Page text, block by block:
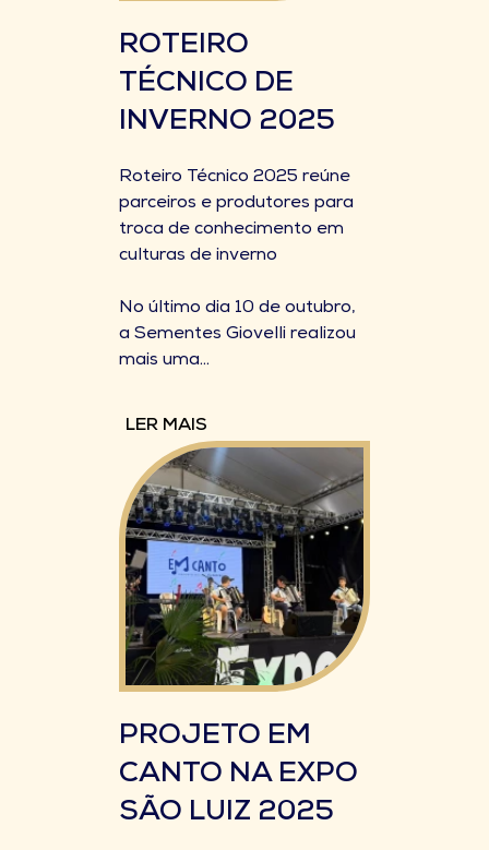
ROTEIRO
TÉCNICO DE
INVERNO 2025
Roteiro Técnico 2025 reúne
parceiros e produtores para
troca de conhecimento em
culturas de inverno
No último dia 10 de outubro,
a Sementes Giovelli realizou
mais uma...
LER MAIS
PROJETO EM
CANTO NA EXPO
SÃO LUIZ 2025